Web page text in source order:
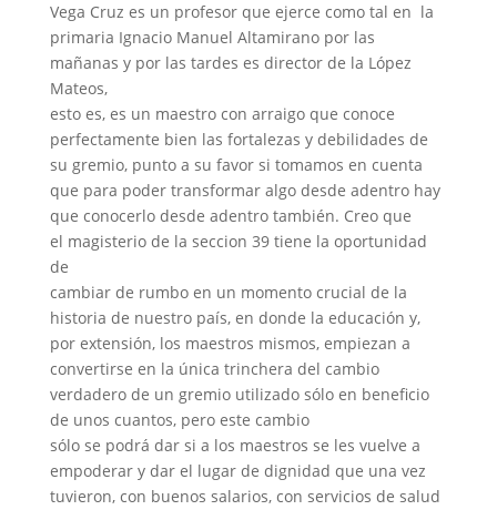
Vega Cruz es un profesor que ejerce como tal en la
primaria Ignacio Manuel Altamirano por las
mañanas y por las tardes es director de la López
Mateos,
esto es, es un maestro con arraigo que conoce
perfectamente bien las fortalezas y debilidades de
su gremio, punto a su favor si tomamos en cuenta
que para poder transformar algo desde adentro hay
que conocerlo desde adentro también. Creo que
el magisterio de la seccion 39 tiene la oportunidad
de
cambiar de rumbo en un momento crucial de la
historia de nuestro país, en donde la educación y,
por extensión, los maestros mismos, empiezan a
convertirse en la única trinchera del cambio
verdadero de un gremio utilizado sólo en beneficio
de unos cuantos, pero este cambio
sólo se podrá dar si a los maestros se les vuelve a
empoderar y dar el lugar de dignidad que una vez
tuvieron, con buenos salarios, con servicios de salud